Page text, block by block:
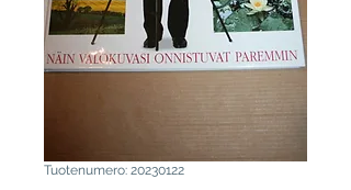
Tuotenumero: 20230122